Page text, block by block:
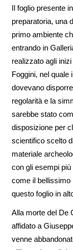
Il foglio presente
preparatoria, una
primo ambiente
entrando in
realizzato agli
Foggini, nel quale
dovevano
regolarità e la
sarebbe stato
disposizione per
scientifico scelto
materiale
con gli esempi
come il bellissimo
questo foglio in
Alla morte del De
affidato a
venne